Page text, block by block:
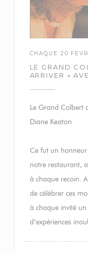
CHAQUE 20
LE GRAND
ARRIVER »
Le Grand Colbert
Diane Keaton
Ce fut un honneur
notre restaurant,
à chaque recoin.
de célébrer ces
à chaque invité
d’expériences